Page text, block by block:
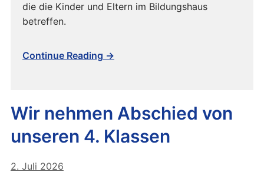
die die Kinder und Eltern im Bildungshaus
betreffen.
Continue Reading →
Wir nehmen Abschied von
unseren 4. Klassen
2. Juli 2026